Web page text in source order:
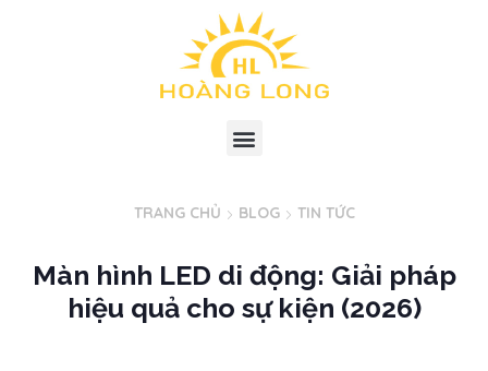
TRANG CHỦ BLOG TIN TỨC
Màn hình LED di động: Giải pháp
hiệu quả cho sự kiện (2026)